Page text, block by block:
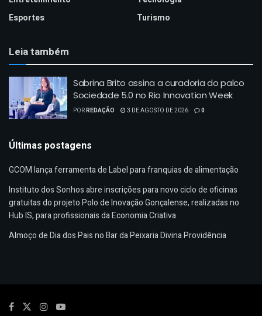
Esportes
Turismo
Leia também
Sabrina Brito assina a curadoria do palco
Sociedade 5.0 no Rio Innovation Week
PORREDAÇÃO 3 DE AGOSTO DE 2026 0
Últimas postagens
GCOM lança ferramenta de Label para franquias de alimentação
Instituto dos Sonhos abre inscrições para novo ciclo de oficinas
gratuitas do projeto Polo de Inovação Gonçalense, realizadas no
Hub IS, para profissionais da Economia Criativa
Almoço de Dia dos Pais no Bar da Peixaria Divina Providência